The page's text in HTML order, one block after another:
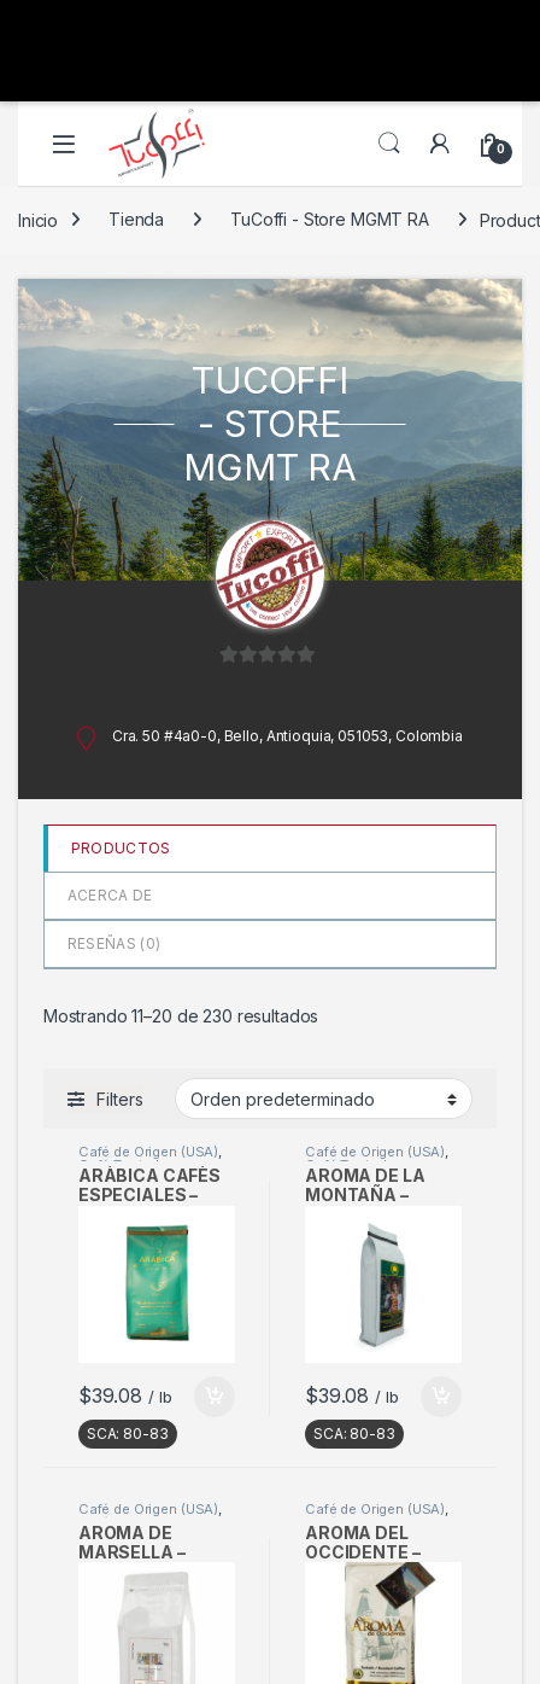
0
Inicio Tienda TuCoffi - Store MGMT RA
TUCOFFI
- STORE
MGMT RA
e
Cra. 50 #4a0-0, Bello, Antioquia, 051053, Colombia
PRODUCTOS
ACERCA DE
RESEÑAS ( 0)
Mostrando 11–20 de 230 resultados
Filters
Café de Origen (USA),
Café Tostado
ARÀBICA CAFÈS
ESPECIALES –
500g (17oz) –
(Pack of 3)
$39.08 / lb
SCA: 80-83
Café de Origen (USA),
Café Tostado
AROMA DE LA
MONTAÑA –
500g (17oz) –
(Pack of 3)
$39.08 / lb
SCA: 80-83
Café de Origen (USA),
Café Tostado
AROMA DE
MARSELLA –
Regular Coffee
500g (17oz) –
Café de Origen (USA),
Café Tostado
AROMA DEL
OCCIDENTE –
Regular Coffee
500g (17oz) –
(Pack of 3)